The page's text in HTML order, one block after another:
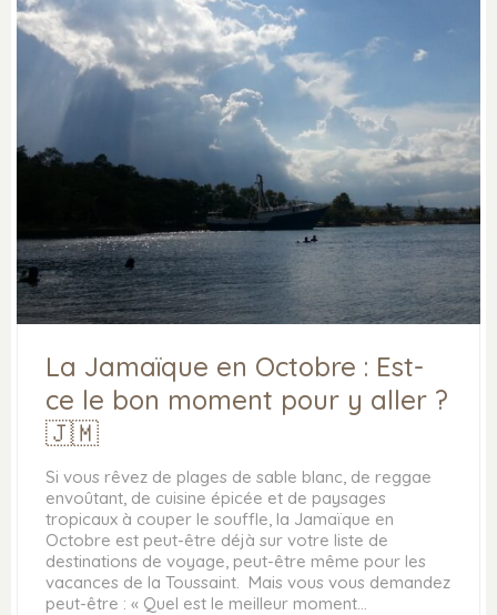
La Jamaïque en Octobre : Est-
ce le bon moment pour y aller ?
🇯🇲
Si vous rêvez de plages de sable blanc, de reggae
envoûtant, de cuisine épicée et de paysages
tropicaux à couper le souffle, la Jamaïque en
Octobre est peut-être déjà sur votre liste de
destinations de voyage, peut-être même pour les
vacances de la Toussaint. Mais vous vous demandez
peut-être : « Quel est le meilleur moment…